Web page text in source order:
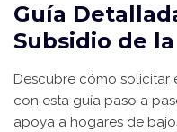
Guía
Subsidio de
Descubre cómo solicitar
con esta guía paso a
apoya a hogares de